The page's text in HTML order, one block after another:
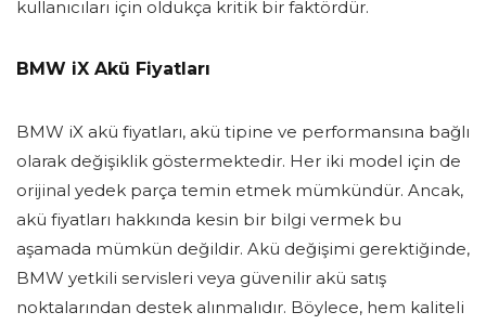
kullanıcıları için oldukça kritik bir faktördür.
BMW iX Akü Fiyatları
BMW iX akü fiyatları, akü tipine ve performansına bağlı
olarak değişiklik göstermektedir. Her iki model için de
orijinal yedek parça temin etmek mümkündür. Ancak,
akü fiyatları hakkında kesin bir bilgi vermek bu
aşamada mümkün değildir. Akü değişimi gerektiğinde,
BMW yetkili servisleri veya güvenilir akü satış
noktalarından destek alınmalıdır. Böylece, hem kaliteli